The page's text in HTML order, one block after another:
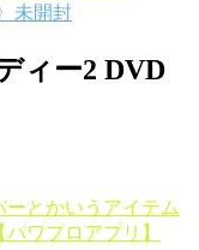
未開封
ィー2 DVD
ーとかいうアイテム
ワプロアプリ】